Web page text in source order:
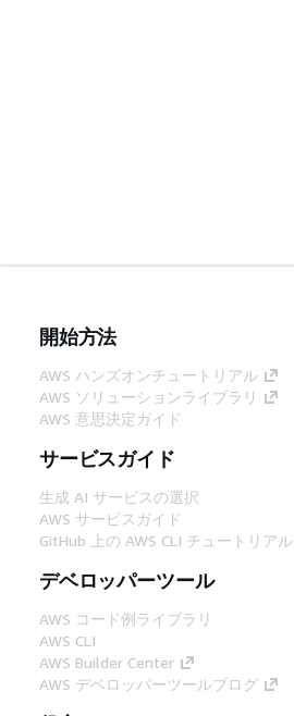
開始方法
AWS ハンズオンチュートリアル
AWS ソリューションライブラリ
AWS 意思決定ガイド
サービスガイド
生成 AI サービスの選択
AWS サービスガイド
GitHub 上の AWS CLI チュートリアル
デベロッパーツール
AWS コード例ライブラリ
AWS CLI
AWS Builder Center
AWS デベロッパーツールブログ